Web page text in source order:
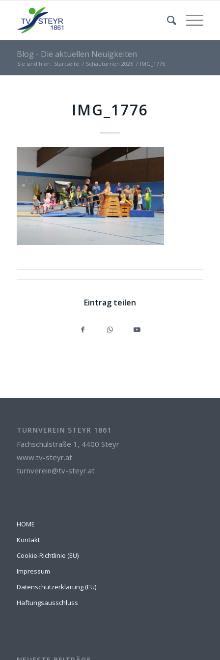
Blog - Die aktuellen Neuigkeiten
Sie sind hier: Startseite / Schauturnen 2026 / IMG_1776
IMG_1776
Eintrag teilen
TURNVEREIN STEYR 1861
Fachschulstraße 1, 4400 Steyr
www.tv-steyr.at
turnverein@tv-steyr.at
HOME
Kontakt
Cookie-Richtlinie (EU)
Impressum
Datenschutzerklärung (EU)
Haftungsausschluss